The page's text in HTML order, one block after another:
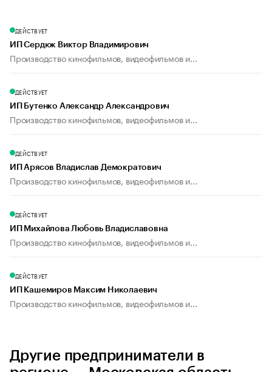
ДЕЙСТВУЕТ
ИП Сердюк Виктор Владимирович
Производство кинофильмов, видеофильмов и...
ДЕЙСТВУЕТ
ИП Бутенко Александр Александрович
Производство кинофильмов, видеофильмов и...
ДЕЙСТВУЕТ
ИП Арясов Владислав Демократович
Производство кинофильмов, видеофильмов и...
ДЕЙСТВУЕТ
ИП Михайлова Любовь Владиславовна
Производство кинофильмов, видеофильмов и...
ДЕЙСТВУЕТ
ИП Кашемиров Максим Николаевич
Производство кинофильмов, видеофильмов и...
Другие предприниматели в